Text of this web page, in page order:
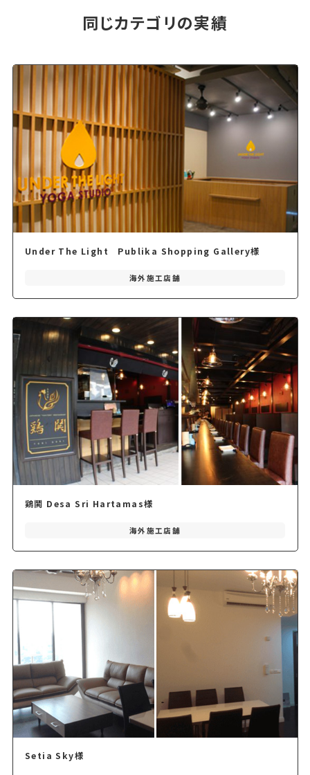
同じカテゴリの実績
Under The Light Publika Shopping Gallery様
海外施工店舗
鶏鬨 Desa Sri Hartamas様
海外施工店舗
Setia Sky様